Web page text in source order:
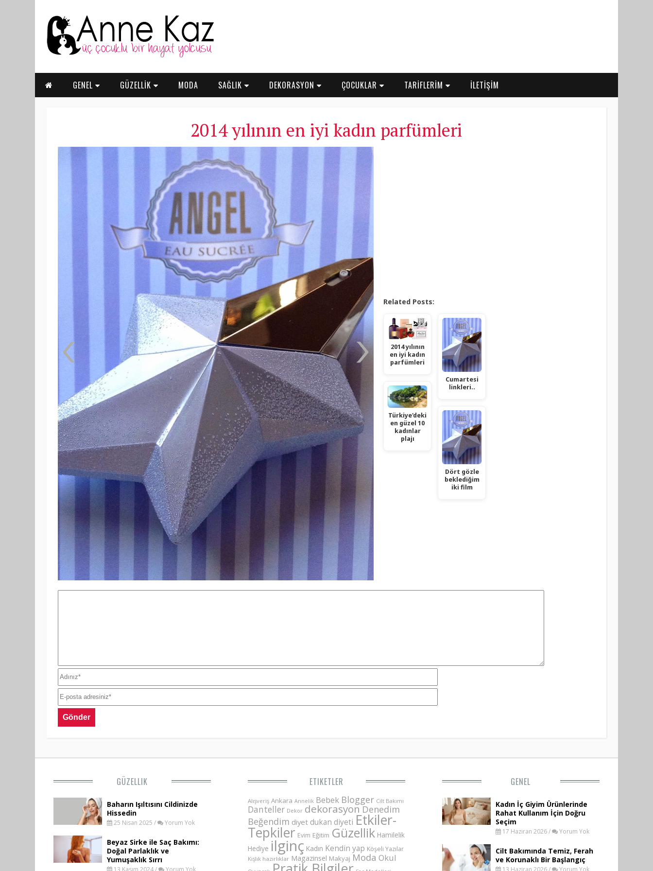
GENEL GÜZELLİK MODA SAĞLIK DEKORASYON ÇOCUKLAR TARİFLERİM İLETİŞİM
2014 yılının en iyi kadın parfümleri
Related Posts:
2014 yılının
en iyi kadın
parfümleri
Türkiye'deki
en güzel 10
kadınlar
plajı
Cumartesi
linkleri..
Dört gözle
beklediğim
iki film
GÜZELLIK
Baharın Işıltısını Cildinizde
Hissedin
25 Nisan 2025 / Yorum Yok
Beyaz Sirke ile Saç Bakımı:
Doğal Parlaklık ve
Yumuşaklık Sırrı
13 Kasım 2024 / Yorum Yok
ETIKETLER
Alışveriş Ankara Annelik Bebek Blogger Cilt Bakımı
Danteller Dekor dekorasyon Denedim
Beğendim diyet dukan diyeti Etkiler-
Tepkiler Evim Eğitim Güzellik Hamilelik
Hediye ilginç Kadın Kendin yap Köşeli Yazılar
Kışlık hazırlıklar Magazinsel Makyaj Moda Okul
GENEL
Kadın İç Giyim Ürünlerinde
Rahat Kullanım İçin Doğru
Seçim
17 Haziran 2026 / Yorum Yok
Cilt Bakımında Temiz, Ferah
ve Korunaklı Bir Başlangıç
13 Haziran 2026 / Yorum Yok